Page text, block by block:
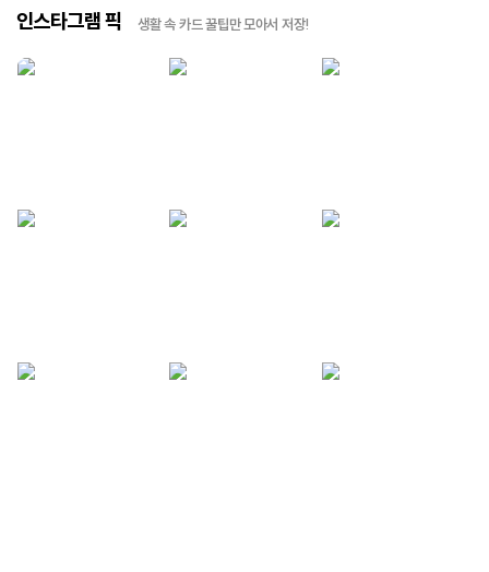
인스타그램 픽 생활 속 카드 꿀팁만 모아서 저장!